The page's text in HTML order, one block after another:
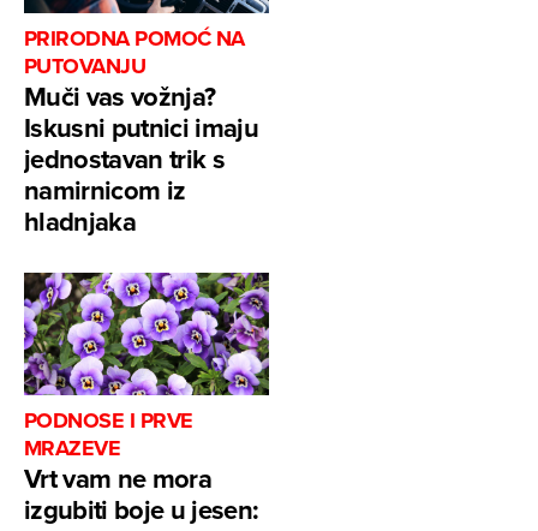
PRIRODNA POMOĆ NA
PUTOVANJU
Muči vas vožnja?
Iskusni putnici imaju
jednostavan trik s
namirnicom iz
hladnjaka
PODNOSE I PRVE
MRAZEVE
Vrt vam ne mora
izgubiti boje u jesen: